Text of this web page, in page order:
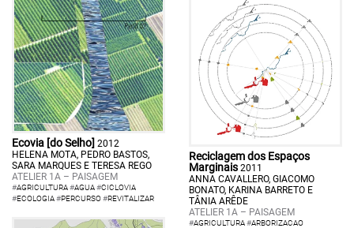
Ecovia [do Selho] 2012
HELENA MOTA, PEDRO BASTOS,
SARA MARQUES E TERESA REGO
ATELIER 1A – PAISAGEM
#AGRICULTURA#AGUA#CICLOVIA
#ECOLOGIA#PERCURSO#REVITALIZAR
Reciclagem dos Espaços
Marginais 2011
ANNA CAVALLERO, GIACOMO
BONATO, KARINA BARRETO E
TÂNIA ARÊDE
ATELIER 1A – PAISAGEM
#AGRICULTURA#ARBORIZACAO